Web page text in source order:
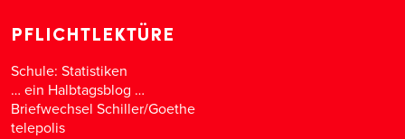
PFLICHTLEKTÜRE
Schule: Statistiken
… ein Halbtagsblog …
Briefwechsel Schiller/Goethe
telepolis